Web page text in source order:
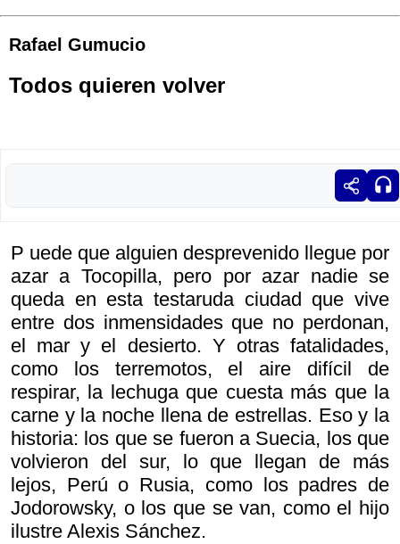
Rafael Gumucio
Todos quieren volver
P uede que alguien desprevenido llegue por
azar a Tocopilla, pero por azar nadie se
queda en esta testaruda ciudad que vive
entre dos inmensidades que no perdonan,
el mar y el desierto. Y otras fatalidades,
como los terremotos, el aire difícil de
respirar, la lechuga que cuesta más que la
carne y la noche llena de estrellas. Eso y la
historia: los que se fueron a Suecia, los que
volvieron del sur, lo que llegan de más
lejos, Perú o Rusia, como los padres de
Jodorowsky, o los que se van, como el hijo
ilustre Alexis Sánchez.